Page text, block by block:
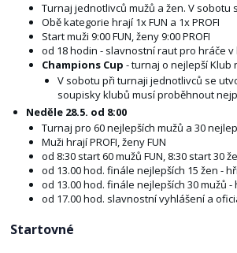
Turnaj jednotlivců mužů a žen. V sobotu
Obě kategorie hrají 1x FUN a 1x PROFI
Start muži 9:00 FUN, ženy 9:00 PROFI
od 18 hodin - slavnostní raut pro hráče
Champions Cup - turnaj o nejlepší Klub
V sobotu při turnaji jednotlivců se
soupisky klubů musí proběhnout
Neděle 28.5. od 8:00
Turnaj pro 60 nejlepších mužů a 30
Muži hrají PROFI, ženy FUN
od 8:30 start 60 mužů FUN, 8:30 start 30
od 13.00 hod. finále nejlepších 15 žen -
od 13.00 hod. finále nejlepších 30 mužů -
od 17.00 hod. slavnostní vyhlášení a
Startovné